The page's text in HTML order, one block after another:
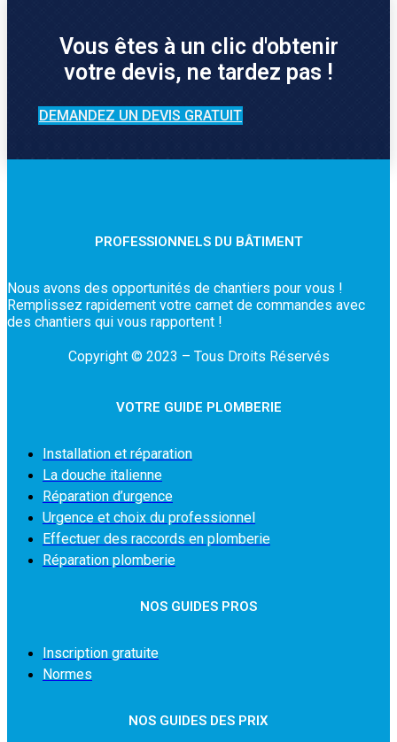
Vous êtes à un clic d'obtenir
votre devis, ne tardez pas !
DEMANDEZ UN DEVIS GRATUIT
PROFESSIONNELS DU BÂTIMENT
Nous avons des opportunités de chantiers pour vous !
Remplissez rapidement votre carnet de commandes avec
des chantiers qui vous rapportent !
Copyright © 2023 – Tous Droits Réservés
VOTRE GUIDE PLOMBERIE
Installation et réparation
La douche italienne
Réparation d’urgence
Urgence et choix du professionnel
Effectuer des raccords en plomberie
Réparation plomberie
NOS GUIDES PROS
Inscription gratuite
Normes
NOS GUIDES DES PRIX